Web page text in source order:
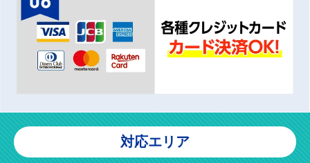
対応エリア